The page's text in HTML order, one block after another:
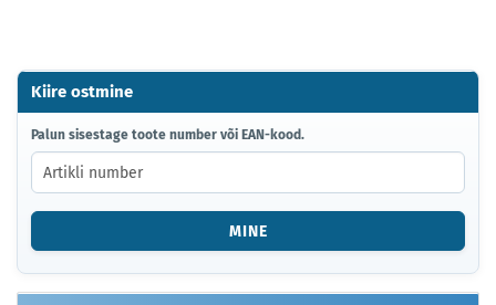
Kiire ostmine
PALUN
SISESTAGE
TOOTE
NUMBER
VÕI
KOOD.
Palun sisestage toote number või EAN-kood.
MINE